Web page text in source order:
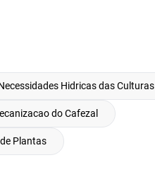
Hidricas das Culturas
do Cafezal
Plantas